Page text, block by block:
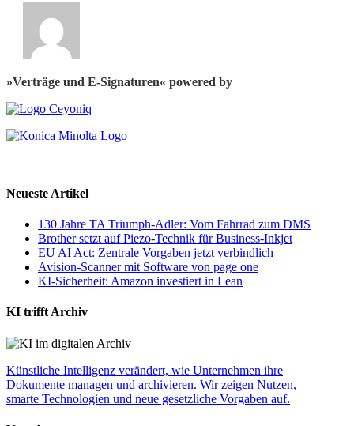
»Verträge und E-Signaturen« powered by
Neueste Artikel
130 Jahre TA Triumph-Adler: Vom Fahrrad zum DMS
Brother setzt auf Piezo-Technik für Business-Inkjet
EU AI Act: Zentrale Vorgaben jetzt verbindlich
Avision-Scanner mit Software von page one
KI-Sicherheit: Amazon investiert in Lean
KI trifft Archiv
Künstliche Intelligenz verändert, wie Unternehmen ihre
Dokumente managen und archivieren. Wir zeigen Nutzen,
smarte Technologien und neue gesetzliche Vorgaben auf.